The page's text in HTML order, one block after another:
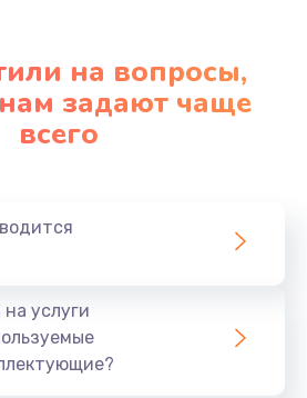
Заказать
чистка
Заказать
на вопросы,
задают чаще
всего
услуги